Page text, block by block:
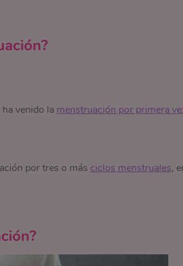
venido la menstruación por primera
por tres o más ciclos menstruales,